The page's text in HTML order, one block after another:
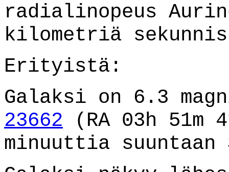
radialinopeus
kilometriä
Erityistä:
Galaksi on 6.3
23662 (RA 03h 51m
minuuttia suuntaan